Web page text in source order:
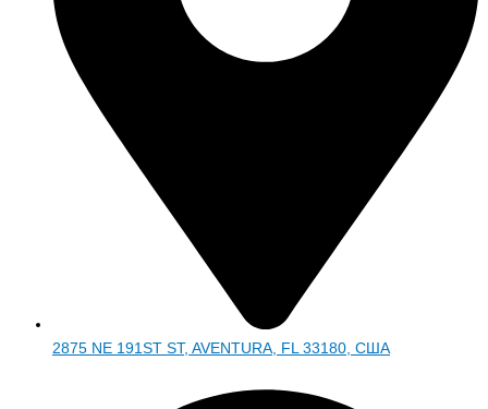
2875 NE 191ST ST, AVENTURA, FL 33180, США